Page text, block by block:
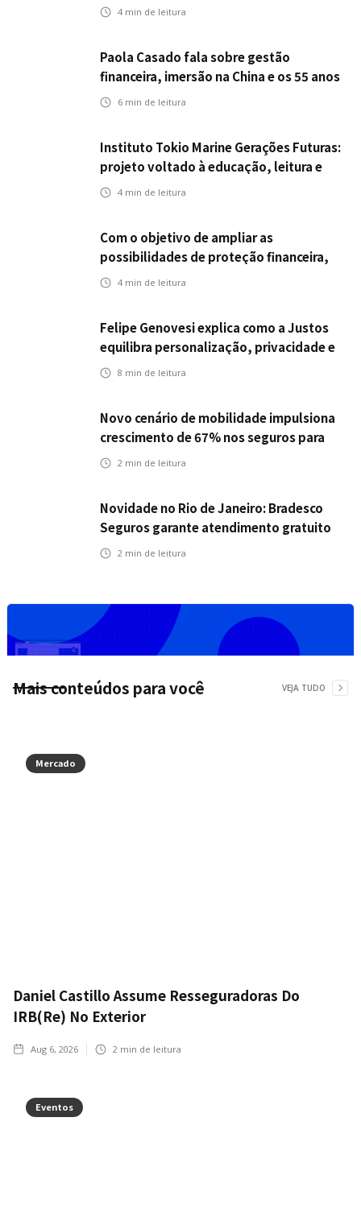
errado
4 min de leitura
Paola Casado fala sobre gestão
financeira, imersão na China e os 55 anos
da ENS
6 min de leitura
Instituto Tokio Marine Gerações Futuras:
projeto voltado à educação, leitura e
empregabilidade
4 min de leitura
Com o objetivo de ampliar as
possibilidades de proteção financeira,
Icatu Seguros eleva capital segurado
4 min de leitura
Felipe Genovesi explica como a Justos
equilibra personalização, privacidade e
tecnologia
8 min de leitura
Novo cenário de mobilidade impulsiona
crescimento de 67% nos seguros para
veículos elétricos da Bradesco Seguros
2 min de leitura
Novidade no Rio de Janeiro: Bradesco
Seguros garante atendimento gratuito
na Ponte Rio-Niterói
2 min de leitura
Mais conteúdos para você VEJA TUDO
Mercado
Daniel Castillo Assume Resseguradoras Do
IRB(Re) No Exterior
Aug 6, 2026 2 min de leitura
Eventos